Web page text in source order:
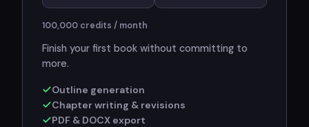
100,000 credits / month
Finish your first book without committing to
more.
Outline generation
Chapter writing & revisions
PDF & DOCX export